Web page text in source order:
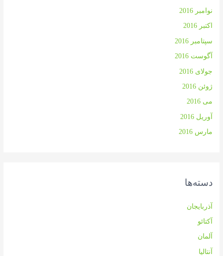
نوامبر 2016
اکتبر 2016
سپتامبر 2016
آگوست 2016
جولای 2016
ژوئن 2016
می 2016
آوریل 2016
مارس 2016
دسته‌ها
آذربایجان
آکتائو
آلمان
آنتالیا